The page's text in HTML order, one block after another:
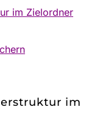
im Zielordner
im